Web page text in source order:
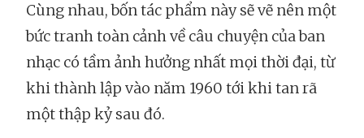
Cùng nhau, bốn tác phẩm này sẽ vẽ nên một
bức tranh toàn cảnh về câu chuyện của ban
nhạc có tầm ảnh hưởng nhất mọi thời đại, từ
khi thành lập vào năm 1960 tới khi tan rã
một thập kỷ sau đó.